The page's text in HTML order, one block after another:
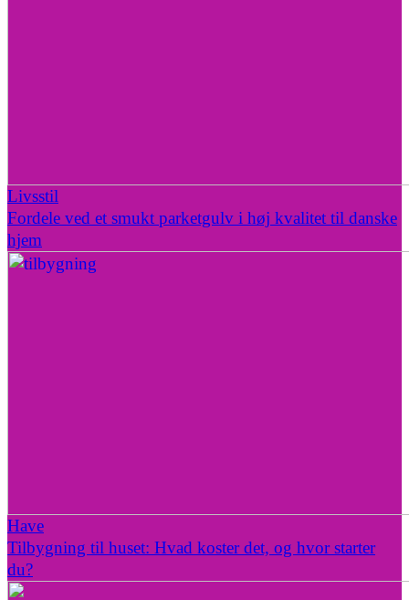
Livsstil
Fordele ved et smukt parketgulv i høj kvalitet til danske
hjem
Have
Tilbygning til huset: Hvad koster det, og hvor starter
du?